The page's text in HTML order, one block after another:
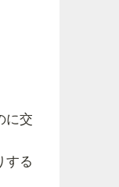
に交
する